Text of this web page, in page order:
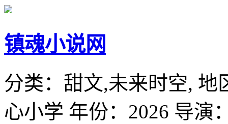
镇魂小说网
分类： 甜文,未来时空, 地
心小学 年份： 2026 导演